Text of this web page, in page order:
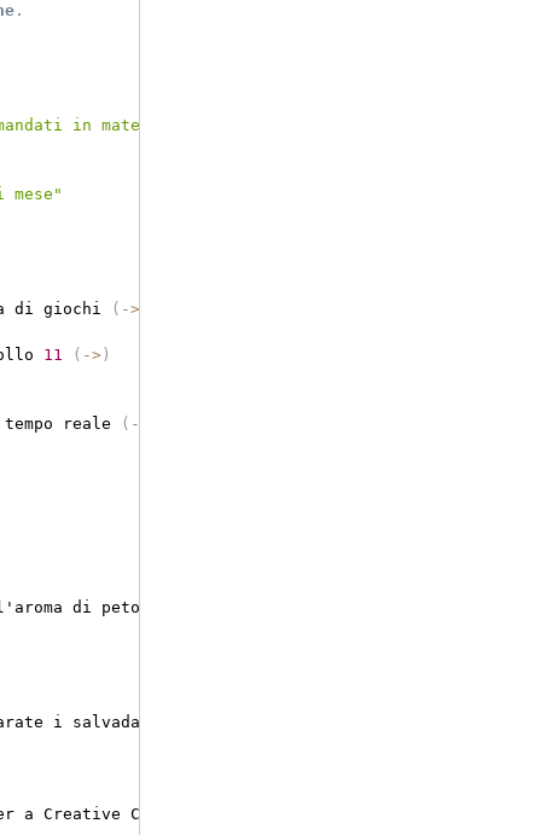
.
in matematica."
di giochi
( ->
11 ( ->)
tempo reale ( -
di peto
i salvadanai
a Creative Commons